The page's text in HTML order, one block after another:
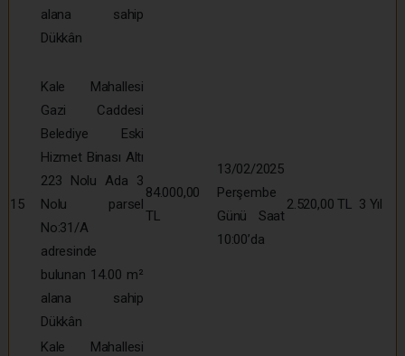
alana sahip
Dükkân
15
Kale Mahallesi
Gazi Caddesi
Belediye Eski
Hizmet Binası Altı
223 Nolu Ada 3
Nolu parsel
No:31/A
adresinde
bulunan 14.00 m²
alana sahip
Dükkân
84.000,00
TL
13/02/2025
Perşembe
Günü Saat
10:00’da
2.520,00 TL 3 Yıl
Kale Mahallesi